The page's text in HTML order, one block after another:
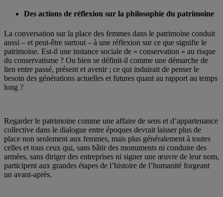
Des actions de réflexion sur la philosophie du patrimoine
La conversation sur la place des femmes dans le patrimoine conduit
aussi – et peut-être surtout – à une réflexion sur ce que signifie le
patrimoine. Est-il une instance sociale de « conservation » au risque
du conservatisme ? Ou bien se définit-il comme une démarche de
lien entre passé, présent et avenir ; ce qui induirait de penser le
besoin des générations actuelles et futures quant au rapport au temps
long ?
Regarder le patrimoine comme une affaire de sens et d’appartenance
collective dans le dialogue entre époques devrait laisser plus de
place non seulement aux femmes, mais plus généralement à toutes
celles et tous ceux qui, sans bâtir des monuments ni conduire des
armées, sans diriger des entreprises ni signer une œuvre de leur nom,
participent aux grandes étapes de l’histoire de l’humanité forgeant
un avant-après.